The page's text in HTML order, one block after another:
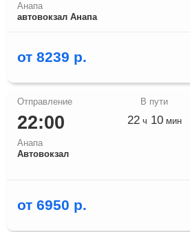
Анапа
автовокзал Анапа
от 8239 р.
22:00
Анапа
Автовокзал
22ч 10мин
от 6950 р.